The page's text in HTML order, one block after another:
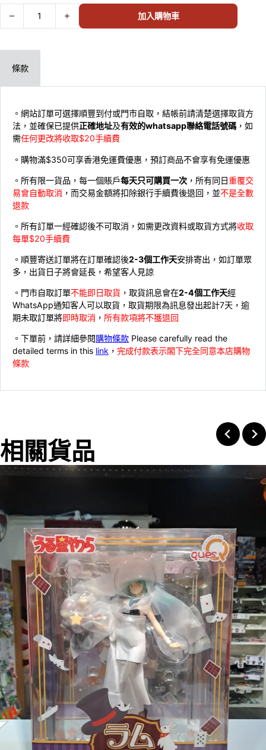
GIMANS CARE 高達地氈 1250 x 400 暗黑迷彩 自護 986111 數量
加入購物車
條款
。網站訂單可選擇順豐到付或門市自取，結帳前請清楚選擇取貨方
法，並確保已提供正確地址及有效的whatsapp聯絡電話號碼 ，如
需任何更改將收取$20手續費
。購物滿$350可享香港免運費優惠，預訂商品不會享有免運優惠
。所有限一貨品，每一個賬戶每天只可購買一次 ，所有同日重覆交
易會自動取消 ，而交易金額將扣除銀行手續費後退回，並不是全數
退款
。所有訂單一經確認後不可取消，如需更改資料或取貨方式將收取
每單$20手續費
。順豐寄送訂單將在訂單確認後2-3個工作天安排寄出，如訂單眾
多，出貨日子將會延長，希望客人見諒
。門市自取訂單不能即日取貨 ，取貨訊息會在2-4個工作天經
WhatsApp通知客人可以取貨，取貨期限為訊息發出起計7天，逾
期未取訂單將即時取消 ， 所有款項將不獲退回
。下單前，請詳細參閱購物條款 Please carefully read the
detailed terms in this link ， 完成付款表示閣下完全同意本店購物
條款
相關貨品